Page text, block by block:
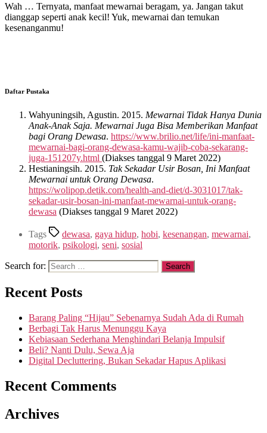
Wah … Ternyata, manfaat mewarnai beragam, ya. Jangan takut
dianggap seperti anak kecil! Yuk, mewarnai dan temukan
kesenanganmu!
Daftar Pustaka
Wahyuningsih, Agustin. 2015. Mewarnai Tidak Hanya Dunia
Anak-Anak Saja. Mewarnai Juga Bisa Memberikan Manfaat
bagi Orang Dewasa. https://www.brilio.net/life/ini-manfaat-
mewarnai-bagi-orang-dewasa-kamu-wajib-coba-sekarang-
juga-151207y.html (Diakses tanggal 9 Maret 2022)
Hestianingsih. 2015. Tak Sekadar Usir Bosan, Ini Manfaat
Mewarnai untuk Orang Dewasa.
https://wolipop.detik.com/health-and-diet/d-3031017/tak-
sekadar-usir-bosan-ini-manfaat-mewarnai-untuk-orang-
dewasa (Diakses tanggal 9 Maret 2022)
Tags dewasa, gaya hidup, hobi, kesenangan, mewarnai,
motorik, psikologi, seni, sosial
Search for:
Recent Posts
Barang Paling “Hijau” Sebenarnya Sudah Ada di Rumah
Berbagi Tak Harus Menunggu Kaya
Kebiasaan Sederhana Menghindari Belanja Impulsif
Beli? Nanti Dulu, Sewa Aja
Digital Decluttering, Bukan Sekadar Hapus Aplikasi
Recent Comments
Archives